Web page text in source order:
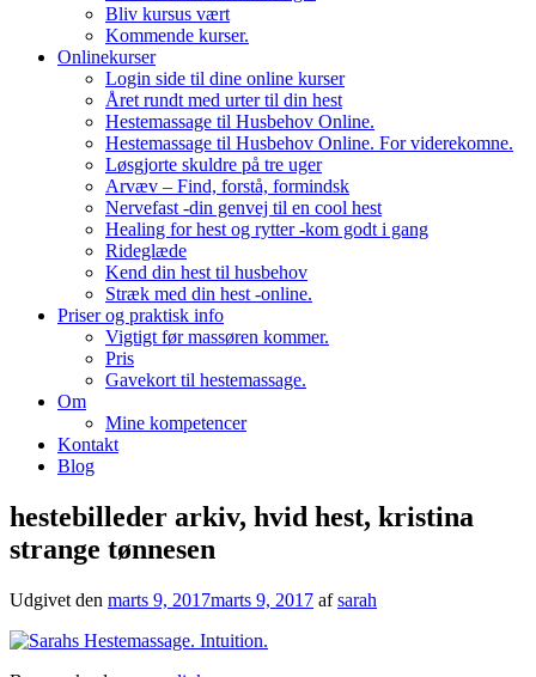
Bliv kursus vært
Kommende kurser.
Onlinekurser
Login side til dine online kurser
Året rundt med urter til din hest
Hestemassage til Husbehov Online.
Hestemassage til Husbehov Online. For viderekomne.
Løsgjorte skuldre på tre uger
Arvæv – Find, forstå, formindsk
Nervefast -din genvej til en cool hest
Healing for hest og rytter -kom godt i gang
Rideglæde
Kend din hest til husbehov
Stræk med din hest -online.
Priser og praktisk info
Vigtigt før massøren kommer.
Pris
Gavekort til hestemassage.
Om
Mine kompetencer
Kontakt
Blog
hestebilleder arkiv, hvid hest, kristina
strange tønnesen
Udgivet den marts 9, 2017marts 9, 2017 afsarah